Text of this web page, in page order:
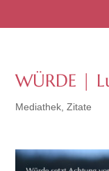
WÜRDE |
Mediathek ,Zitate